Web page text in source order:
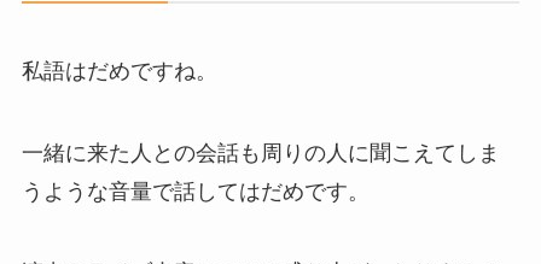
私語はだめですね。
一緒に来た人との会話も周りの人に聞こえてしま
うような音量で話してはだめです。